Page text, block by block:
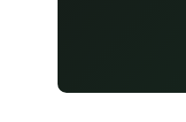
Рассчитаем